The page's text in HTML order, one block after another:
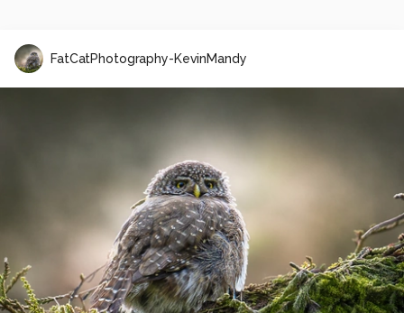
FatCatPhotography-KevinMandy